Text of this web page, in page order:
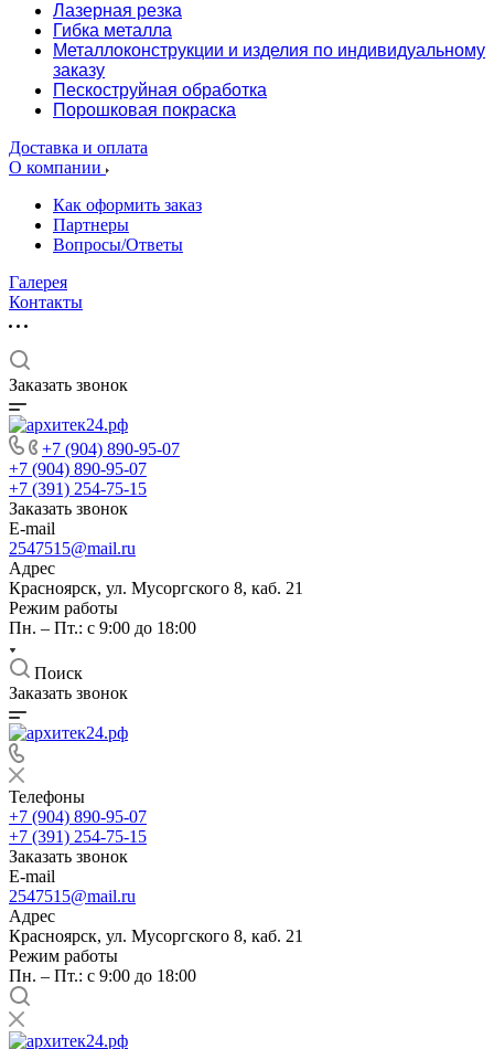
Лазерная резка
Гибка металла
Металлоконструкции и изделия по индивидуальному
заказу
Пескоструйная обработка
Порошковая покраска
Доставка и оплата
О компании
Как оформить заказ
Партнеры
Вопросы/Ответы
Галерея
Контакты
Заказать звонок
+7 (904) 890-95-07
+7 (904) 890-95-07
+7 (391) 254-75-15
Заказать звонок
E-mail
2547515@mail.ru
Адрес
Красноярск, ул. Мусоргского 8, каб. 21
Режим работы
Пн. – Пт.: с 9:00 до 18:00
Поиск
Заказать звонок
Телефоны
+7 (904) 890-95-07
+7 (391) 254-75-15
Заказать звонок
E-mail
2547515@mail.ru
Адрес
Красноярск, ул. Мусоргского 8, каб. 21
Режим работы
Пн. – Пт.: с 9:00 до 18:00